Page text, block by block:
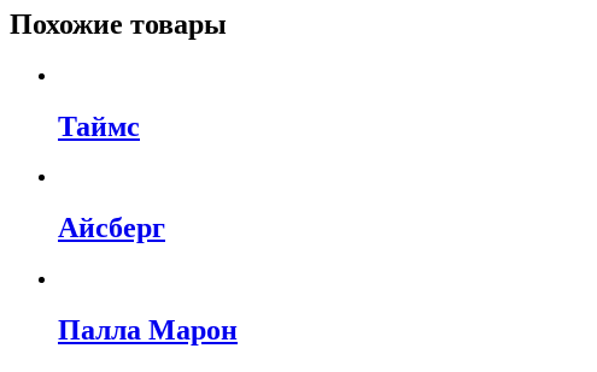
Похожие товары
Таймс
Айсберг
Палла Марон